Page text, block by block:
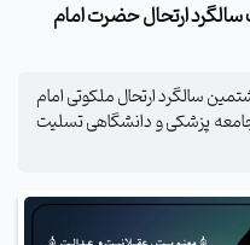
ارتحال حضرت امام
سالگرد ارتحال ملکوتی امام
15خرداد را به جامعه پزشکی و دانشگاهی تسلیت